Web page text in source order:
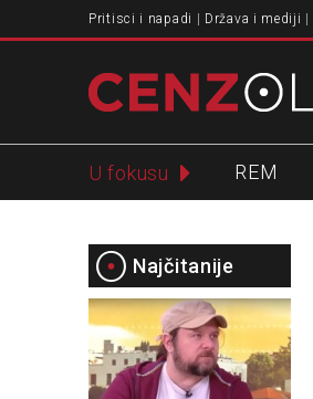
Pritisci i napadi Država i mediji
U fokusu REM
Najčitanije